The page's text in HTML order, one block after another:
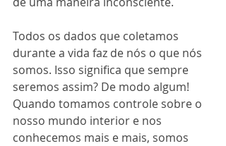
Todos os dados que coletamos
durante a vida faz de nós o que nós
somos. Isso significa que sempre
seremos assim? De modo algum!
Quando tomamos controle sobre o
nosso mundo interior e nos
conhecemos mais e mais, somos